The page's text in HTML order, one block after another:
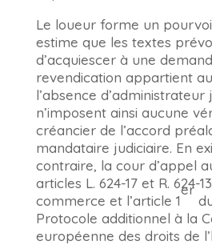
Le loueur forme un
estime que les textes
d’acquiescer à une
revendication appartient
l’absence d’administrateur
n’imposent ainsi aucune
créancier de l’accord
mandataire judiciaire. En
contraire, la cour d’appel
articles L. 624-17 et R. 624-
commerce et l’article 1
er
Protocole additionnel à la
européenne des droits de